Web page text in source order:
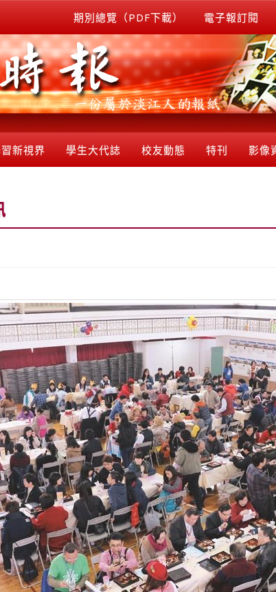
期別總覽（PDF下載） 電子報訂閱
新視界 學生大代誌 校友動態 特刊 影像